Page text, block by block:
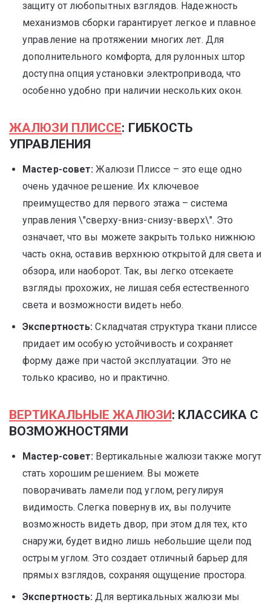
защиту от любопытных взглядов. Надежность
механизмов сборки гарантирует легкое и плавное
управление на протяжении многих лет. Для
дополнительного комфорта, для рулонных штор
доступна опция установки электропривода, что
особенно удобно при наличии нескольких окон.
ЖАЛЮЗИ ПЛИССЕ: ГИБКОСТЬ
УПРАВЛЕНИЯ
Мастер-совет: Жалюзи Плиссе – это еще одно
очень удачное решение. Их ключевое
преимущество для первого этажа – система
управления \"сверху-вниз-снизу-вверх\". Это
означает, что вы можете закрыть только нижнюю
часть окна, оставив верхнюю открытой для света и
обзора, или наоборот. Так, вы легко отсекаете
взгляды прохожих, не лишая себя естественного
света и возможности видеть небо.
Экспертность: Складчатая структура ткани плиссе
придает им особую устойчивость и сохраняет
форму даже при частой эксплуатации. Это не
только красиво, но и практично.
ВЕРТИКАЛЬНЫЕ ЖАЛЮЗИ: КЛАССИКА С
ВОЗМОЖНОСТЯМИ
Мастер-совет: Вертикальные жалюзи также могут
стать хорошим решением. Вы можете
поворачивать ламели под углом, регулируя
видимость. Слегка повернув их, вы получите
возможность видеть двор, при этом для тех, кто
снаружи, будет видно лишь небольшие щели под
острым углом. Это создает отличный барьер для
прямых взглядов, сохраняя ощущение простора.
Экспертность: Для вертикальных жалюзи мы